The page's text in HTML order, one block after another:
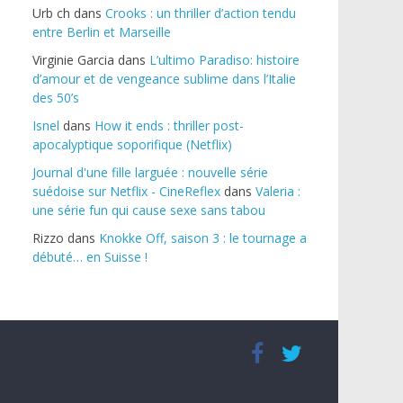
Urb ch dans Crooks : un thriller d’action tendu
entre Berlin et Marseille
Virginie Garcia dans L’ultimo Paradiso: histoire
d’amour et de vengeance sublime dans l’Italie
des 50’s
Isnel dans How it ends : thriller post-
apocalyptique soporifique (Netflix)
Journal d'une fille larguée : nouvelle série
suédoise sur Netflix - CineReflex dans Valeria :
une série fun qui cause sexe sans tabou
Rizzo dans Knokke Off, saison 3 : le tournage a
débuté… en Suisse !